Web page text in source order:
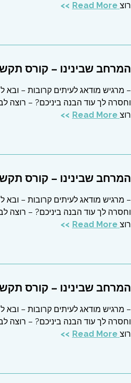
רוצ
המרחב שבינינו – קורס
– מרגיש מודאג לעיתים קרובות – ובא
וחסרה לך עוד הבנה ביניכם? –
רוצ
המרחב שבינינו – קורס
– מרגיש מודאג לעיתים קרובות – ובא
וחסרה לך עוד הבנה ביניכם? –
רוצ
המרחב שבינינו – קורס
– מרגיש מודאג לעיתים קרובות – ובא
וחסרה לך עוד הבנה ביניכם? –
רוצ